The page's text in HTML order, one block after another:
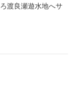
渡良瀬遊水地へサ